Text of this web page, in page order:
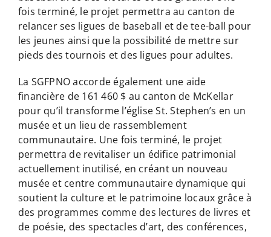
fois terminé, le projet permettra au canton de
relancer ses ligues de baseball et de tee-ball pour
les jeunes ainsi que la possibilité de mettre sur
pieds des tournois et des ligues pour adultes.
La SGFPNO accorde également une aide
financière de 161 460 $ au canton de McKellar
pour qu’il transforme l’église St. Stephen’s en un
musée et un lieu de rassemblement
communautaire. Une fois terminé, le projet
permettra de revitaliser un édifice patrimonial
actuellement inutilisé, en créant un nouveau
musée et centre communautaire dynamique qui
soutient la culture et le patrimoine locaux grâce à
des programmes comme des lectures de livres et
de poésie, des spectacles d’art, des conférences,